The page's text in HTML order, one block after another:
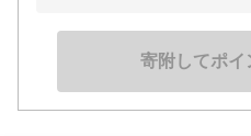
寄附してポイ